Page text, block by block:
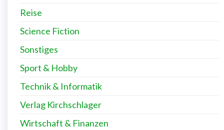
Reise
Science Fiction
Sonstiges
Sport & Hobby
Technik & Informatik
Verlag Kirchschlager
Wirtschaft & Finanzen